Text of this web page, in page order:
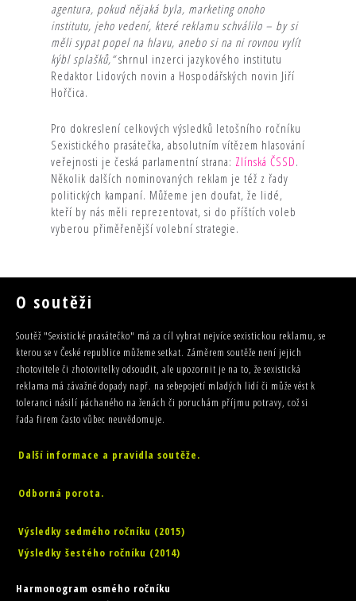
agentura, pokud nějaká byla, marketing onoho
institutu, jeho vedení, které reklamu schválilo – by si
měli sypat popel na hlavu, anebo si na ni rovnou vylít
kýbl splašků,“shrnul inzerci jazykového institutu
Redaktor Lidových novin a Hospodářských novin Jiří
Hořčica.
Pro dokreslení celkových výsledků letošního ročníku
Sexistického prasátečka, absolutním vítězem hlasování
veřejnosti je česká parlamentní strana: Zlínská ČSSD.
Několik dalších nominovaných reklam je též z řady
politických kampaní. Můžeme jen doufat, že lidé,
kteří by nás měli reprezentovat, si do příštích voleb
vyberou přiměřenější volební strategie.
O soutěži
Soutěž "Sexistické prasátečko" má za cíl vybrat nejvíce sexistickou reklamu, se
kterou se v České republice můžeme setkat. Záměrem soutěže není jejich
zhotovitele či zhotovitelky odsoudit, ale upozornit je na to, že sexistická
reklama má závažné dopady např. na sebepojetí mladých lidí či může vést k
toleranci násilí páchaného na ženách či poruchám příjmu potravy, což si
řada firem často vůbec neuvědomuje.
Další informace a pravidla soutěže.
Odborná porota.
Výsledky sedmého ročníku (2015)
Výsledky šestého ročníku (2014)
Harmonogram osmého ročníku